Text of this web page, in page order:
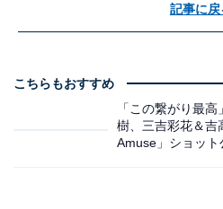
記事に戻
こちらもおすすめ
「この繋がり最
樹、三吉彩花＆吉
Amuse」ショット